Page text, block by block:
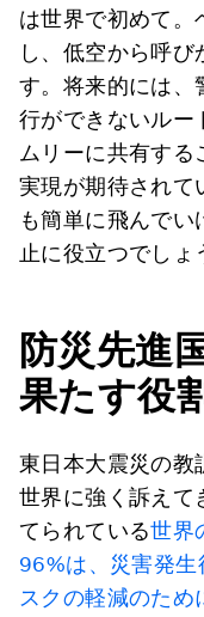
は世界で初めて。
し、低空から呼
す。将来的には、
行ができないルー
ムリーに共有する
実現が期待されて
も簡単に飛んで
止に役立つでしょ
防災先進
果たす役
東日本大震災の教
世界に強く訴えて
てられている世界
96%は、災害発生
スクの軽減のため